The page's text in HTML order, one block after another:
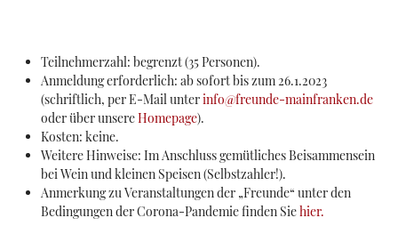
Teilnehmerzahl: begrenzt (35 Personen).
Anmeldung erforderlich: ab sofort bis zum 26.1.2023
(schriftlich, per E-Mail unterinfo@freunde-mainfranken.de
oder über unsereHomepage).
Kosten: keine.
Weitere Hinweise: Im Anschluss gemütliches Beisammensein
bei Wein und kleinen Speisen (Selbstzahler!).
Anmerkung zu Veranstaltungen der „Freunde“ unter den
Bedingungen der Corona-Pandemie finden Siehier.